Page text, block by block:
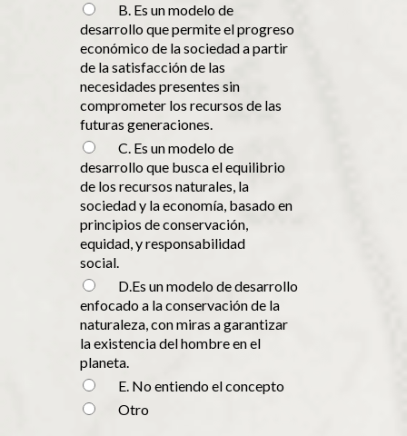
B. Es un modelo de
desarrollo que permite el progreso
económico de la sociedad a partir
de la satisfacción de las
necesidades presentes sin
comprometer los recursos de las
futuras generaciones.
C. Es un modelo de
desarrollo que busca el equilibrio
de los recursos naturales, la
sociedad y la economía, basado en
principios de conservación,
equidad, y responsabilidad
social.
D.Es un modelo de desarrollo
enfocado a la conservación de la
naturaleza, con miras a garantizar
la existencia del hombre en el
planeta.
E. No entiendo el concepto
Otro